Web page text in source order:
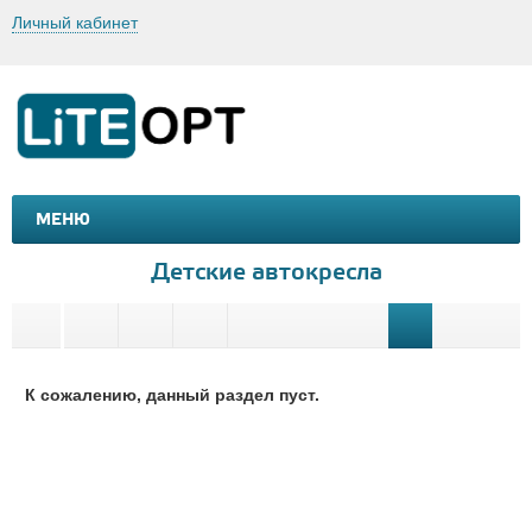
Личный кабинет
МЕНЮ
МАШИНКИ И МОТОЦИКЛЫ
Детские автокресла
К сожалению, данный раздел пуст.